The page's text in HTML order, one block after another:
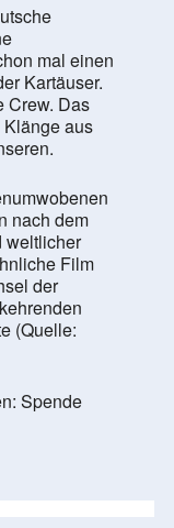
mal einen
Kartäuser.
Crew. Das
aus
nach dem
weltlicher
Film
der
(Quelle:
Spende